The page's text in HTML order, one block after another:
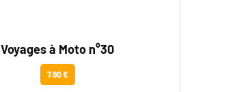
Voyages à Moto n°30
7.90 €